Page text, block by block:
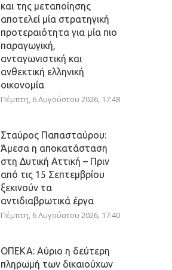
και της μεταποίησης
αποτελεί μία στρατηγική
προτεραιότητα για μία πιο
παραγωγική,
ανταγωνιστική και
ανθεκτική ελληνική
οικονομία
Πέμπτη, 6 Αυγούστου 2026, 17:48
Σταύρος Παπασταύρου:
Άμεσα η αποκατάσταση
στη Δυτική Αττική – Πριν
από τις 15 Σεπτεμβρίου
ξεκινούν τα
αντιδιαβρωτικά έργα
Πέμπτη, 6 Αυγούστου 2026, 17:40
ΟΠΕΚΑ: Αύριο η δεύτερη
πληρωμή των δικαιούχων